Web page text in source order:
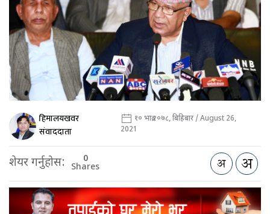
हिमालयखवर
संवाददाता
१० भाद्र २०७८, बिहिबार / August 26,
2021
शेयर गर्नुहोस: 0
Shares